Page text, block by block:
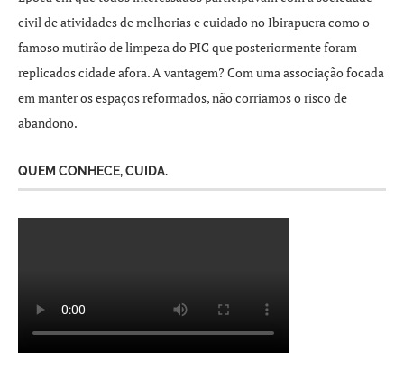
civil de atividades de melhorias e cuidado no Ibirapuera como o
famoso mutirão de limpeza do PIC que posteriormente foram
replicados cidade afora. A vantagem? Com uma associação focada
em manter os espaços reformados, não corriamos o risco de
abandono.
QUEM CONHECE, CUIDA.